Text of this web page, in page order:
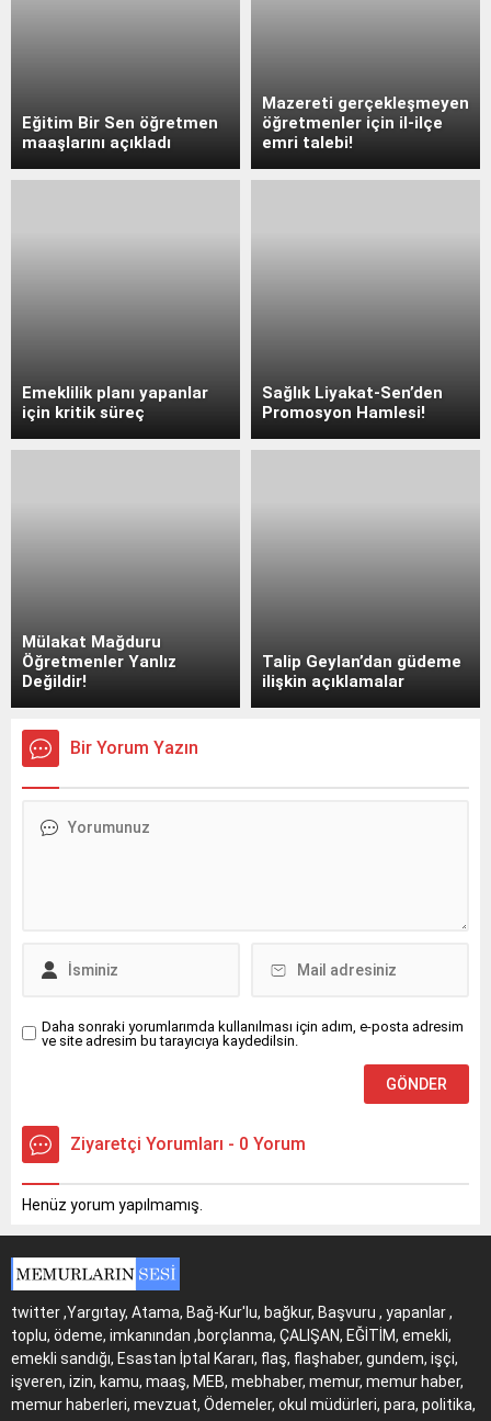
Eğitim Bir Sen öğretmen
maaşlarını açıkladı
Mazereti gerçekleşmeyen
öğretmenler için il-ilçe
emri talebi!
Emeklilik planı yapanlar
için kritik süreç
Sağlık Liyakat-Sen’den
Promosyon Hamlesi!
Mülakat Mağduru
Öğretmenler Yanlız
Değildir!
Talip Geylan’dan güdeme
ilişkin açıklamalar
Bir Yorum Yazın
Daha sonraki yorumlarımda kullanılması için adım, e-posta adresim
ve site adresim bu tarayıcıya kaydedilsin.
Ziyaretçi Yorumları - 0 Yorum
Henüz yorum yapılmamış.
twitter ,Yargıtay, Atama, Bağ-Kur'lu, bağkur, Başvuru , yapanlar ,
toplu, ödeme, imkanından ,borçlanma, ÇALIŞAN, EĞİTİM, emekli,
emekli sandığı, Esastan İptal Kararı, flaş, flaşhaber, gundem, işçi,
işveren, izin, kamu, maaş, MEB, mebhaber, memur, memur haber,
memur haberleri, mevzuat, Ödemeler, okul müdürleri, para, politika,